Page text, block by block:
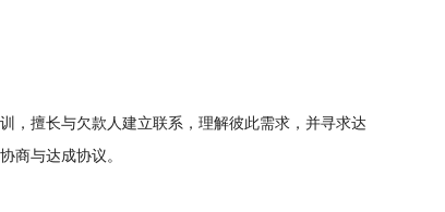
擅长与欠款人建立联系，理解彼此需求，并寻求达
商与达成协议。